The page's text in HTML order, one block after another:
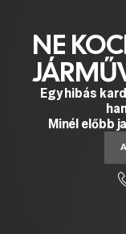
NE
Egy hibás
Minél előbb